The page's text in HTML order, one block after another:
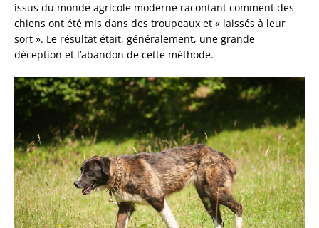
issus du monde agricole moderne racontant comment des
chiens ont été mis dans des troupeaux et « laissés à leur
sort ». Le résultat était, généralement, une grande
déception et l’abandon de cette méthode.